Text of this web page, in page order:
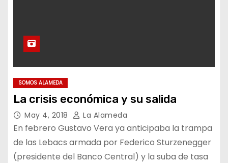
SOMOS ALAMEDA
La crisis económica y su salida
May 4, 2018 La Alameda
En febrero Gustavo Vera ya anticipaba la trampa
de las Lebacs armada por Federico Sturzenegger
(presidente del Banco Central) y la suba de tasa